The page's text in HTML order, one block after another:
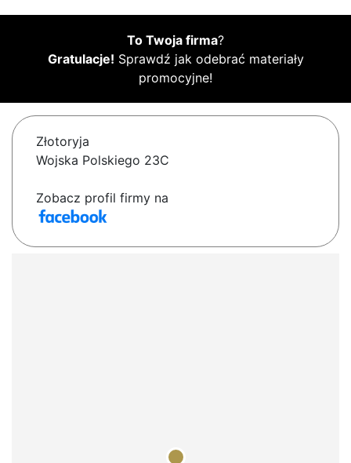
To Twoja firma?
Gratulacje! Sprawdź jak odebrać materiały
promocyjne!
Złotoryja
Wojska Polskiego 23C
Zobacz profil firmy na